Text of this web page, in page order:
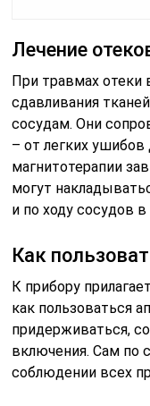
Лечение
При травмах отеки
сдавливания
сосудам. Они
– от легких
магнитотерапии
могут
и по ходу сосудов в
Как
К прибору
как пользоваться
придерживаться,
включения. Сам по
соблюдении всех